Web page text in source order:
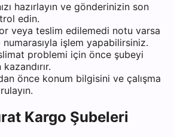
hazırlayın ve gönderinizin son
edin.
veya teslim edilemedi notu varsa
işlem yapabilirsiniz.
problemi için önce şubeyi
önce konum bilgisini ve çalışma
Kargo Şubeleri